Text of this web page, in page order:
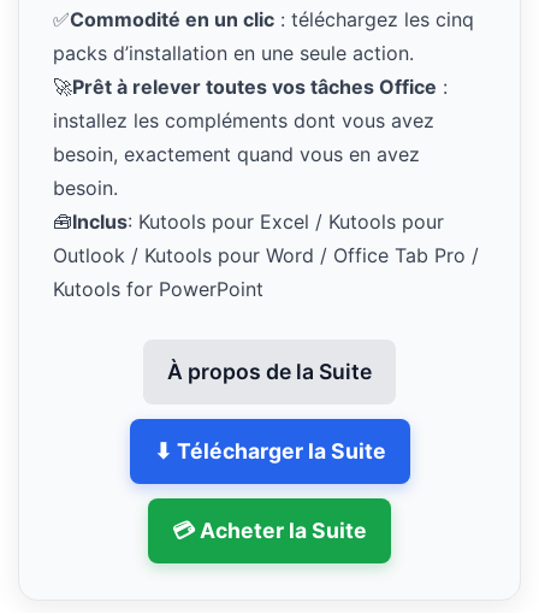
✅Commodité en un clic : téléchargez les cinq
packs d’installation en une seule action.
🚀Prêt à relever toutes vos tâches Office :
installez les compléments dont vous avez
besoin, exactement quand vous en avez
besoin.
🧰Inclus: Kutools pour Excel / Kutools pour
Outlook / Kutools pour Word / Office Tab Pro /
Kutools for PowerPoint
À propos de la Suite
⬇ Télécharger la Suite
💳 Acheter la Suite